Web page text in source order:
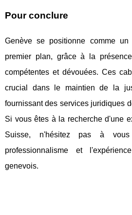
Pour conclure
Genève se positionne comme
premier plan, grâce à la
compétentes et dévouées. Ces
crucial dans le maintien de la
fournissant des services juridiques
Si vous êtes à la recherche d'une
Suisse, n'hésitez pas à
professionnalisme et
genevois.